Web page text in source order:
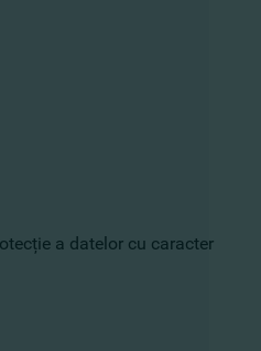
a datelor cu caracter